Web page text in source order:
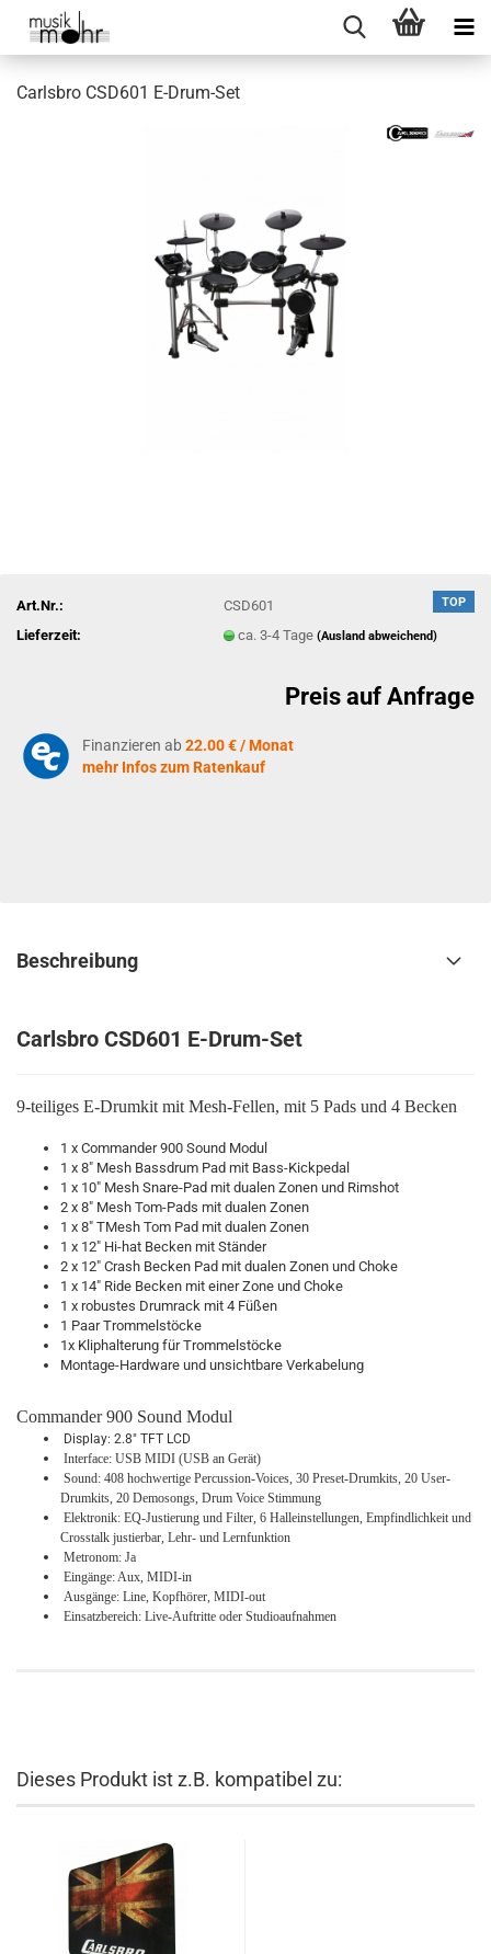
Carlsbro CSD601 E-Drum-Set
TOP
Art.Nr.:
CSD601
Lieferzeit:
ca. 3-4 Tage(Ausland abweichend)
Preis auf Anfrage
Finanzieren ab 22.00 € / Monat
mehr Infos zum Ratenkauf
Beschreibung
Carlsbro CSD601 E-Drum-Set
9-teiliges E-Drumkit mit Mesh-Fellen, mit 5 Pads und 4 Becken
1 x Commander 900 Sound Modul
1 x 8" Mesh Bassdrum Pad mit Bass-Kickpedal
1 x 10" Mesh Snare-Pad mit dualen Zonen und Rimshot
2 x 8" Mesh Tom-Pads mit dualen Zonen
1 x 8" TMesh Tom Pad mit dualen Zonen
1 x 12" Hi-hat Becken mit Ständer
2 x 12" Crash Becken Pad mit dualen Zonen und Choke
1 x 14" Ride Becken mit einer Zone und Choke
1 x robustes Drumrack mit 4 Füßen
1 Paar Trommelstöcke
1x Kliphalterung für Trommelstöcke
Montage-Hardware und unsichtbare Verkabelung
Commander 900 Sound Modul
Display: 2.8" TFT LCD
Interface: USB MIDI (USB an Gerät)
Sound: 408 hochwertige Percussion-Voices, 30 Preset-Drumkits, 20 User-
Drumkits, 20 Demosongs, Drum Voice Stimmung
Elektronik: EQ-Justierung und Filter, 6 Halleinstellungen, Empfindlichkeit und
Crosstalk justierbar, Lehr- und Lernfunktion
Metronom: Ja
Eingänge: Aux, MIDI-in
Ausgänge: Line, Kopfhörer, MIDI-out
Einsatzbereich: Live-Auftritte oder Studioaufnahmen
Dieses Produkt ist z.B. kompatibel zu: